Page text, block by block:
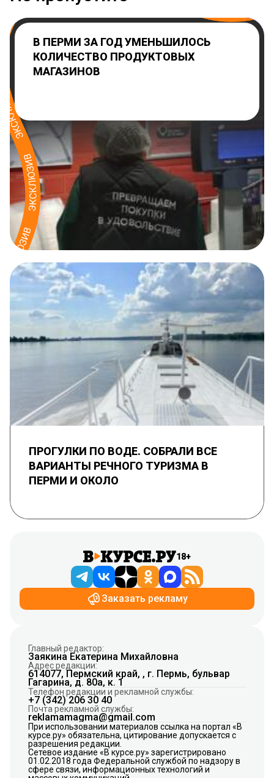
В ПЕРМИ ЗА ГОД УМЕНЬШИЛОСЬ
КОЛИЧЕСТВО ПРОДУКТОВЫХ
МАГАЗИНОВ
ПРОГУЛКИ ПО ВОДЕ. СОБРАЛИ ВСЕ
ВАРИАНТЫ РЕЧНОГО ТУРИЗМА В
ПЕРМИ И ОКОЛО
18+
Заказать рекламу
Главный редактор:
Заякина Екатерина Михайловна
Адрес редакции:
614077, Пермский край, , г. Пермь, бульвар
Гагарина, д. 80а, к. 1
Телефон редакции и рекламной службы:
+7 (342) 206 30 40
Почта рекламной службы:
reklamamagma@gmail.com
При использовании материалов ссылка на портал «В
курсе.ру» обязательна, цитирование допускается с
разрешения редакции.
Сетевое издание «В курсе.ру» зарегистрировано
01.02.2018 года Федеральной службой по надзору в
сфере связи, информационных технологий и